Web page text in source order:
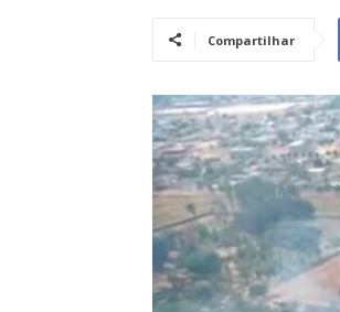
Compartilhar